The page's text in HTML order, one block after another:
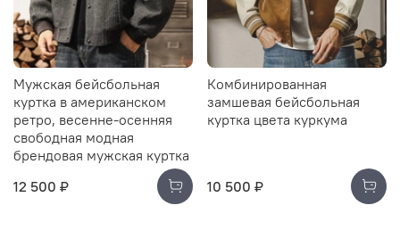
Мужская бейсбольная
куртка в американском
ретро, весенне-осенняя
свободная модная
брендовая мужская куртка
12 500 ₽
Комбинированная
замшевая бейсбольная
куртка цвета куркума
10 500 ₽